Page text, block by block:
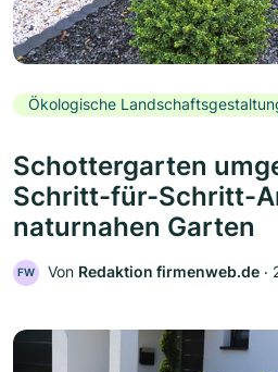
Ökologische
Schottergarten
Schritt-für-Schritt-
naturnahen Garten
FW Von Redaktion firmenweb.de ‧